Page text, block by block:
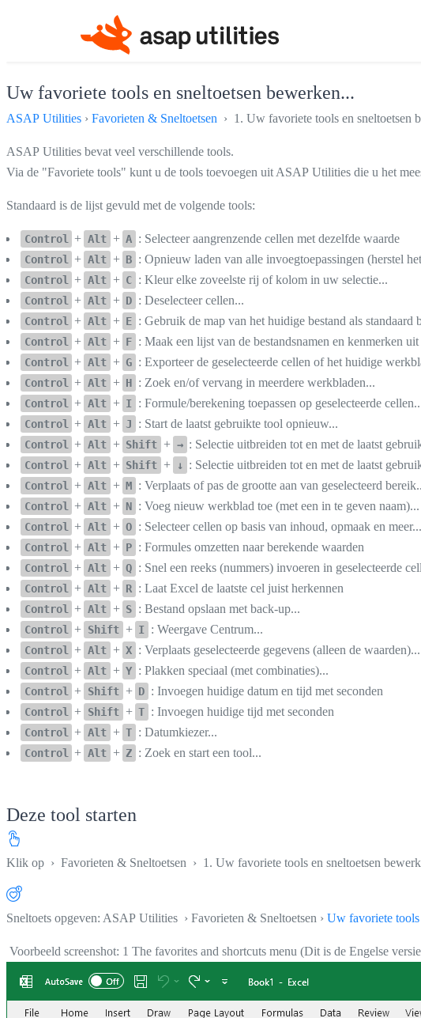
Uw favoriete tools en sneltoetsen bewerken...
ASAP Utilities › Favorieten & Sneltoetsen › 1. Uw favoriete tools en sneltoetsen
ASAP Utilities bevat veel verschillende tools.
Via de "Favoriete tools" kunt u de tools toevoegen uit ASAP Utilities die u het
Standaard is de lijst gevuld met de volgende tools:
Control + Alt + A : Selecteer aangrenzende cellen met dezelfde waarde
Control + Alt + B : Opnieuw laden van alle invoegtoepassingen (herstel
Control + Alt + C : Kleur elke zoveelste rij of kolom in uw selectie...
Control + Alt + D : Deselecteer cellen...
Control + Alt + E : Gebruik de map van het huidige bestand als standaard
Control + Alt + F : Maak een lijst van de bestandsnamen en kenmerken uit
Control + Alt + G : Exporteer de geselecteerde cellen of het huidige
Control + Alt + H : Zoek en/of vervang in meerdere werkbladen...
Control + Alt + I : Formule/berekening toepassen op geselecteerde
Control + Alt + J : Start de laatst gebruikte tool opnieuw...
Control + Alt + Shift + → : Selectie uitbreiden tot en met de laatst
Control + Alt + Shift + ↓ : Selectie uitbreiden tot en met de laatst
Control + Alt + M : Verplaats of pas de grootte aan van geselecteerd
Control + Alt + N : Voeg nieuw werkblad toe (met een in te geven naam)...
Control + Alt + O : Selecteer cellen op basis van inhoud, opmaak en meer...
Control + Alt + P : Formules omzetten naar berekende waarden
Control + Alt + Q : Snel een reeks (nummers) invoeren in geselecteerde
Control + Alt + R : Laat Excel de laatste cel juist herkennen
Control + Alt + S : Bestand opslaan met back-up...
Control + Shift + I : Weergave Centrum...
Control + Alt + X : Verplaats geselecteerde gegevens (alleen de waarden)...
Control + Alt + Y : Plakken speciaal (met combinaties)...
Control + Shift + D : Invoegen huidige datum en tijd met seconden
Control + Shift + T : Invoegen huidige tijd met seconden
Control + Alt + T : Datumkiezer...
Control + Alt + Z : Zoek en start een tool...
Deze tool starten
Klik op › Favorieten & Sneltoetsen › 1. Uw favoriete tools en sneltoetsen
Sneltoets opgeven: ASAP Utilities › Favorieten & Sneltoetsen › Uw favoriete tools
Voorbeeld screenshot: 1 The favorites and shortcuts menu (Dit is de Engelse